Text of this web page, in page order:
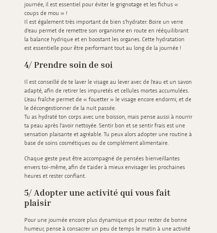
journée, il est essentiel pour éviter le grignotage et les fichus «
coups de mou » !
Il est également très important de bien s’hydrater. Boire un verre
d’eau permet de remettre son organisme en route en rééquilibrant
la balance hydrique et en boostant les organes. Cette hydratation
est essentielle pour être performant tout au long de la journée !
4/ Prendre soin de soi
Il est conseillé de te laver le visage au lever avec de l’eau et un savon
adapté, afin de retirer les impuretés et cellules mortes accumulées.
L’eau fraîche permet de « fouetter » le visage encore endormi, et de
le décongestionner de la nuit passée.
Tu as hydraté ton corps avec une boisson, mais pense aussi à nourrir
ta peau après l’avoir nettoyée. Sentir bon et se sentir frais est une
sensation plaisante et agréable. Tu peux alors adopter une routine à
base de soins cosmétiques ou de complément alimentaire.
Chaque geste peut être accompagné de pensées bienveillantes
envers toi-même, afin de t’aider à mieux envisager les prochaines
heures et rester confiant.
5/ Adopter une activité qui vous fait
plaisir
Pour une journée encore plus dynamique et pour rester de bonne
humeur, pense à consacrer un peu de temps le matin à une activité